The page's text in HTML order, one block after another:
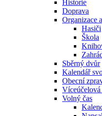
Historie
Doprava
Organizace
Hasiči
Škola
Sběrný dvůr
Kalendář
Obecní
Víceúčelová
Volný čas